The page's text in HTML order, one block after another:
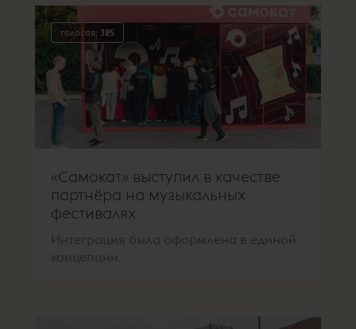
голосов: 325
«Самокат» выступил в качестве
партнёра на музыкальных
фестивалях
Интеграция была оформлена в единой
концепции